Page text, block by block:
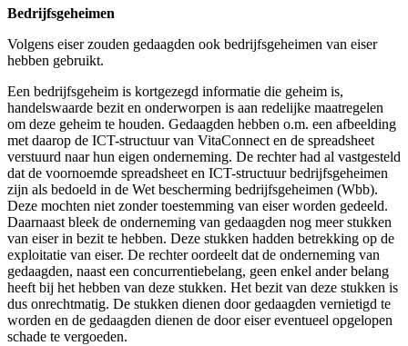
Bedrijfsgeheimen
Volgens eiser zouden gedaagden ook bedrijfsgeheimen van eiser
hebben gebruikt.
Een bedrijfsgeheim is kortgezegd informatie die geheim is,
handelswaarde bezit en onderworpen is aan redelijke maatregelen
om deze geheim te houden. Gedaagden hebben o.m. een afbeelding
met daarop de ICT-structuur van VitaConnect en de spreadsheet
verstuurd naar hun eigen onderneming. De rechter had al vastgesteld
dat de voornoemde spreadsheet en ICT-structuur bedrijfsgeheimen
zijn als bedoeld in de Wet bescherming bedrijfsgeheimen (Wbb).
Deze mochten niet zonder toestemming van eiser worden gedeeld.
Daarnaast bleek de onderneming van gedaagden nog meer stukken
van eiser in bezit te hebben. Deze stukken hadden betrekking op de
exploitatie van eiser. De rechter oordeelt dat de onderneming van
gedaagden, naast een concurrentiebelang, geen enkel ander belang
heeft bij het hebben van deze stukken. Het bezit van deze stukken is
dus onrechtmatig. De stukken dienen door gedaagden vernietigd te
worden en de gedaagden dienen de door eiser eventueel opgelopen
schade te vergoeden.